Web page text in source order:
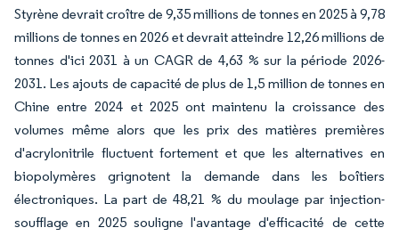
Styrène devrait croître de 9,35 millions de tonnes en 2025 à 9,78
millions de tonnes en 2026 et devrait atteindre 12,26 millions de
tonnes d'ici 2031 à un CAGR de 4,63 % sur la période 2026-
2031. Les ajouts de capacité de plus de 1,5 million de tonnes en
Chine entre 2024 et 2025 ont maintenu la croissance des
volumes même alors que les prix des matières premières
d'acrylonitrile fluctuent fortement et que les alternatives en
biopolymères grignotent la demande dans les boîtiers
électroniques. La part de 48,21 % du moulage par injection-
soufflage en 2025 souligne l'avantage d'efficacité de cette